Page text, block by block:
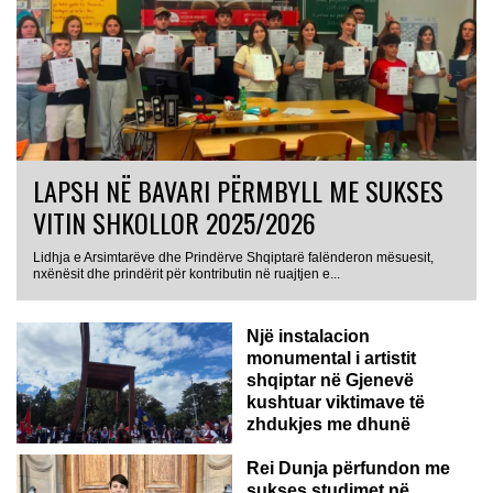
LAPSH NË BAVARI PËRMBYLL ME SUKSES
VITIN SHKOLLOR 2025/2026
Lidhja e Arsimtarëve dhe Prindërve Shqiptarë falënderon mësuesit,
nxënësit dhe prindërit për kontributin në ruajtjen e...
Një instalacion
monumental i artistit
shqiptar në Gjenevë
kushtuar viktimave të
zhdukjes me dhunë
Rei Dunja përfundon me